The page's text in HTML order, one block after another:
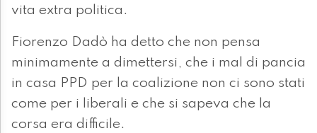
vita extra politica.
Fiorenzo Dadò ha detto che non pensa
minimamente a dimettersi, che i mal di pancia
in casa PPD per la coalizione non ci sono stati
come per i liberali e che si sapeva che la
corsa era difficile.